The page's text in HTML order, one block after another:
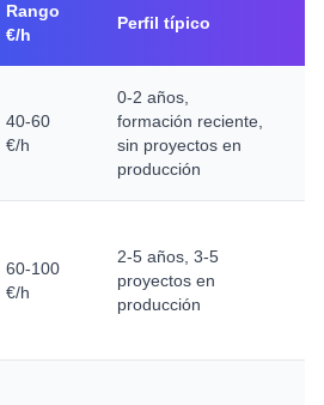
Rango
€/h
Perfil típico
40-60
€/h
0-2 años,
formación reciente,
sin proyectos en
producción
60-100
€/h
2-5 años, 3-5
proyectos en
producción